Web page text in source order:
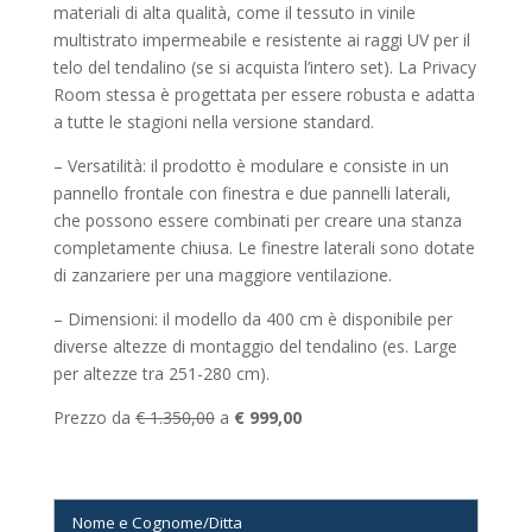
materiali di alta qualità, come il tessuto in vinile
multistrato impermeabile e resistente ai raggi UV per il
telo del tendalino (se si acquista l’intero set). La Privacy
Room stessa è progettata per essere robusta e adatta
a tutte le stagioni nella versione standard.
– Versatilità: il prodotto è modulare e consiste in un
pannello frontale con finestra e due pannelli laterali,
che possono essere combinati per creare una stanza
completamente chiusa. Le finestre laterali sono dotate
di zanzariere per una maggiore ventilazione.
– Dimensioni: il modello da 400 cm è disponibile per
diverse altezze di montaggio del tendalino (es. Large
per altezze tra 251-280 cm).
Prezzo da€ 1.350,00a € 999,00